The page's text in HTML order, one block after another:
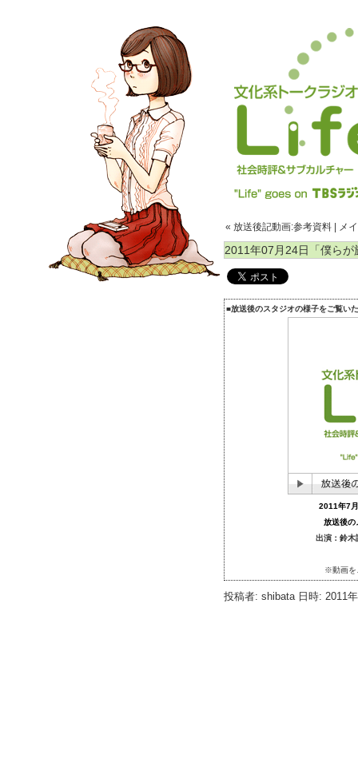
« 放送後記動画:参考資料| メ
2011年07月24日「僕ら
■放送後のスタジオの様子をご覧い
2011年7
放送後の
出演：鈴木
※動画を
投稿者: shibata 日時: 2011